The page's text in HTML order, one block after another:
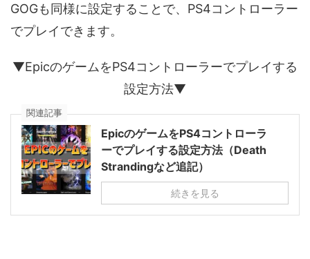
GOGも同様に設定することで、PS4コントローラー
でプレイできます。
▼EpicのゲームをPS4コントローラーでプレイする
設定方法▼
関連記事
EpicのゲームをPS4コントローラ
ーでプレイする設定方法（Death
Strandingなど追記）
続きを見る